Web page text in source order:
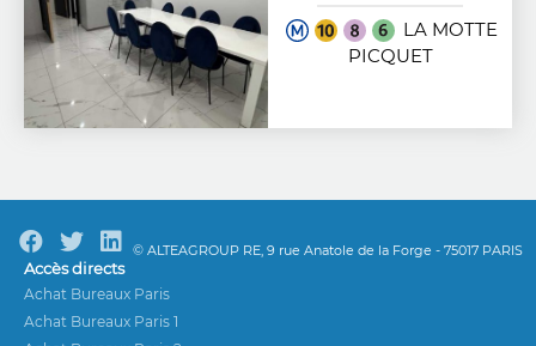
LA MOTTE
PICQUET
© ALTEAGROUP RE, 9 rue Anatole de la Forge - 75017 PARIS
Accès directs
Achat Bureaux Paris
Achat Bureaux Paris 1